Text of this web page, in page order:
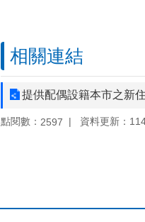
相關連結
提供配偶設籍本市之新
點閱數： 2597 資料更新：